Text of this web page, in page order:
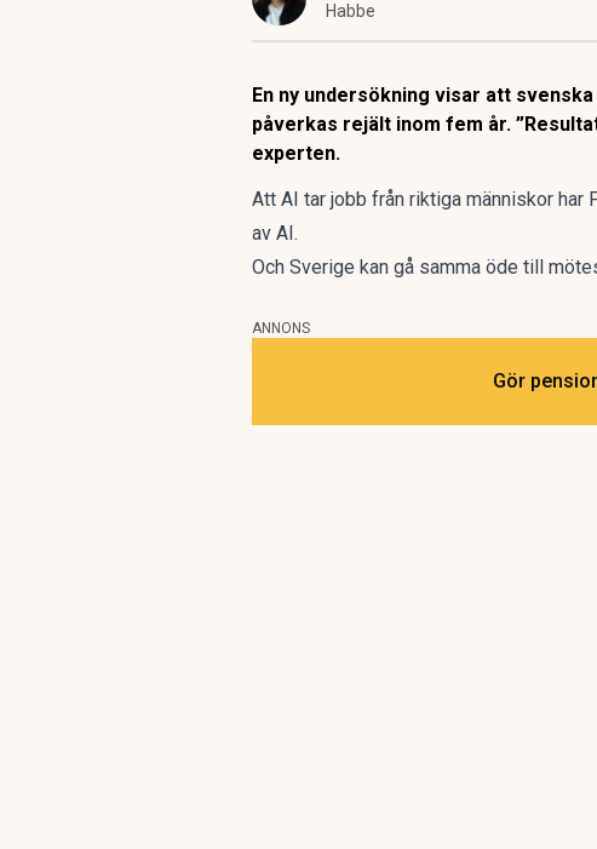
Habbe
En ny undersökning visar att
påverkas rejält inom fem år.
experten.
Att AI tar jobb från riktiga människor har
av AI.
Och Sverige kan gå samma öde till
ANNONS
Gör